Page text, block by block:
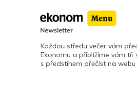
Každou středu večer vám
Ekonomu a přiblížíme vám
s předstihem přečíst na webu